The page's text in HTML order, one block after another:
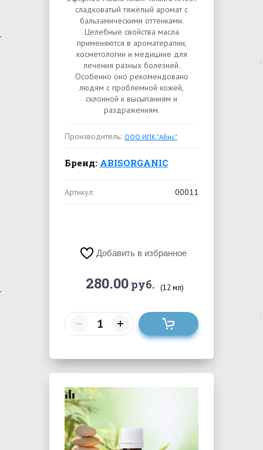
сладковатый тяжёлый аромат с
бальзамическими оттенками.
Целебные свойства масла
применяются в ароматерапии,
косметологии и медицине для
лечения разных болезней.
Особенно оно рекомендовано
людям с проблемной кожей,
склонной к высыпаниям и
раздражениям.
Производитель: ООО ИПК "Абис"
Бренд: ABISORGANIC
Артикул: 00011
Добавить в избранное
280.00руб. (12 мл)